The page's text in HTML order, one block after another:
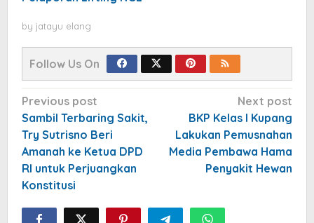
by jatayu elang
Follow Us On
Post
navigation
Previous post
Sambil Terbaring Sakit,
Try Sutrisno Beri
Amanah ke Ketua DPD
RI untuk Perjuangkan
Konstitusi
Next post
BKP Kelas I Kupang
Lakukan Pemusnahan
Media Pembawa Hama
Penyakit Hewan